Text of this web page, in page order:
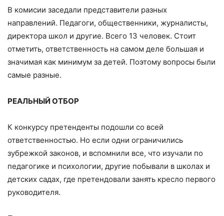
В комисии заседали представители разных
направлений. Педагоги, общественники, журналисты,
директора школ и другие. Всего 13 человек. Стоит
отметить, ответственность на самом деле большая и
значимая как минимум за детей. Поэтому вопросы были
самые разные.
РЕАЛЬНЫЙ ОТБОР
К конкурсу претенденты подошли со всей
ответственностью. Но если одни ограничились
зубрежкой законов, и вспомнили все, что изучали по
педагогике и психологии, другие побывали в школах и
детских садах, где претендовали занять кресло первого
руководителя.